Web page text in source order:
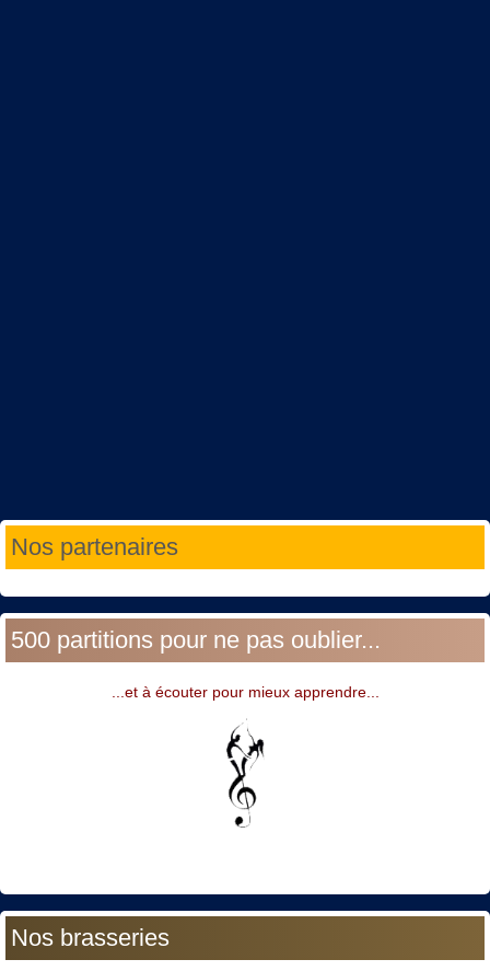
Nos partenaires
500 partitions pour ne pas oublier...
...et à écouter pour mieux apprendre...
Nos brasseries
Année
précédente
Mois
précédent
Année
suivante
Mois
suivant